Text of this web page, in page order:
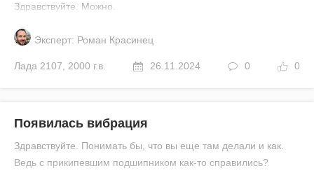
Здравствуйте. Можно.
Эксперт: Роман Красинец
Лада 2107 2000 г.в. 26.11.2024 0 0
Появилась вибрация
Здравствуйте. Понимать бы, что вы еще там делали и как.
Ведь с прикипевшим подшипником как-то справились?